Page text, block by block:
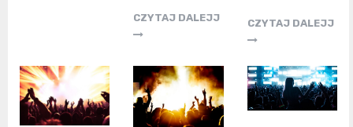
CZYTAJ DALEJJ CZYTAJ DALEJJ